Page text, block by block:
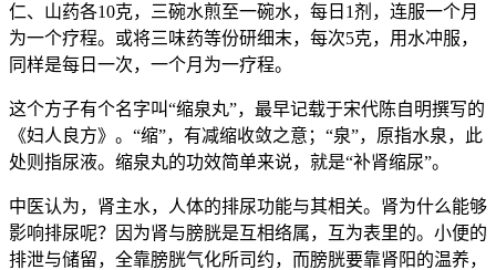
仁、山药各10克，三碗水煎至一碗水，每日1剂，连服一个月
为一个疗程。或将三味药等份研细末，每次5克，用水冲服，
同样是每日一次，一个月为一疗程。
这个方子有个名字叫“缩泉丸”，最早记载于宋代陈自明撰写的
《妇人良方》。“缩”，有减缩收敛之意；“泉”，原指水泉，此
处则指尿液。缩泉丸的功效简单来说，就是“补肾缩尿”。
中医认为，肾主水，人体的排尿功能与其相关。肾为什么能够
影响排尿呢？因为肾与膀胱是互相络属，互为表里的。小便的
排泄与储留，全靠膀胱气化所司约，而膀胱要靠肾阳的温养，